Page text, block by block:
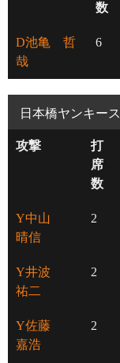
数
D池亀 哲
哉
6
日本橋ヤンキース
攻撃
打
席
数
Y中山
晴信
2
Y井波
祐二
2
Y佐藤
嘉浩
2